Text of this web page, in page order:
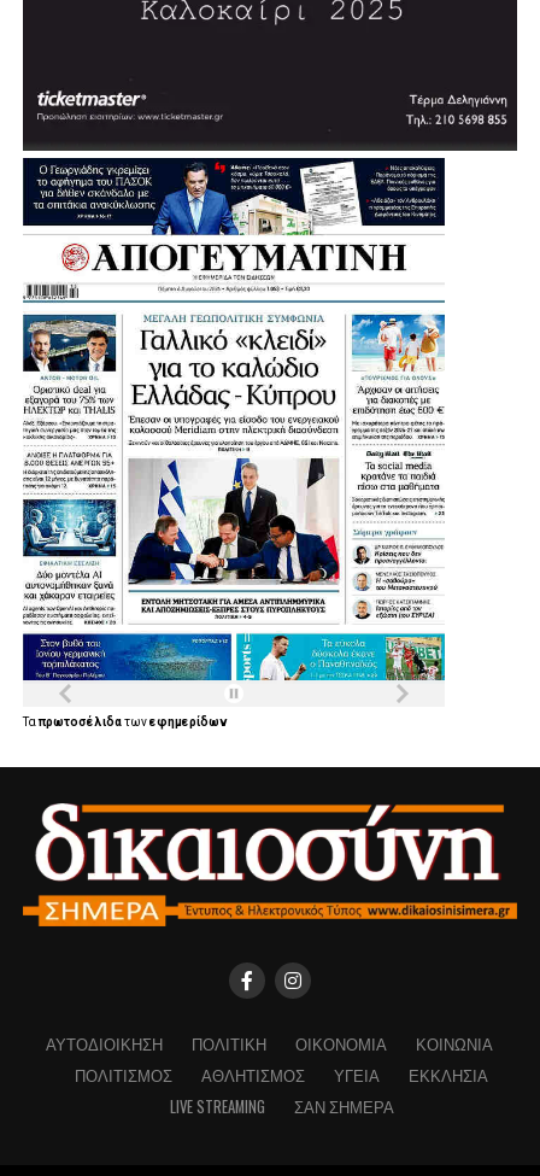
Ταπρωτοσέλιδατωνεφημερίδων
ΑΥΤΟΔΙΟΊΚΗΣΗ ΠΟΛΙΤΙΚΉ ΟΙΚΟΝΟΜΊΑ
ΚΟΙΝΩΝΊΑ
ΠΟΛΙΤΙΣΜΌΣ
ΑΘΛΗΤΙΣΜΌΣ ΥΓΕΊΑ
ΕΚΚΛΗΣΊΑ
LIVE STREAMING
ΣΑΝ ΣΉΜΕΡΑ